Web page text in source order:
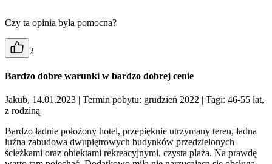
Czy ta opinia była pomocna?
2
Bardzo dobre warunki w bardzo dobrej cenie
Jakub, 14.01.2023 | Termin pobytu: grudzień 2022 | Tagi: 46-55 lat,
z rodziną
Bardzo ładnie położony hotel, przepięknie utrzymany teren, ładna
luźna zabudowa dwupiętrowych budynków przedzielonych
ścieżkami oraz obiektami rekreacyjnymi, czysta plaża. Na prawdę